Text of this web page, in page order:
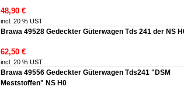
48,90 €
incl. 20 % UST
Brawa 49528 Gedeckter Güterwagen Tds 241 der NS
62,50 €
incl. 20 % UST
Brawa 49556 Gedeckter Güterwagen Tds241 "DSM
Meststoffen" NS H0